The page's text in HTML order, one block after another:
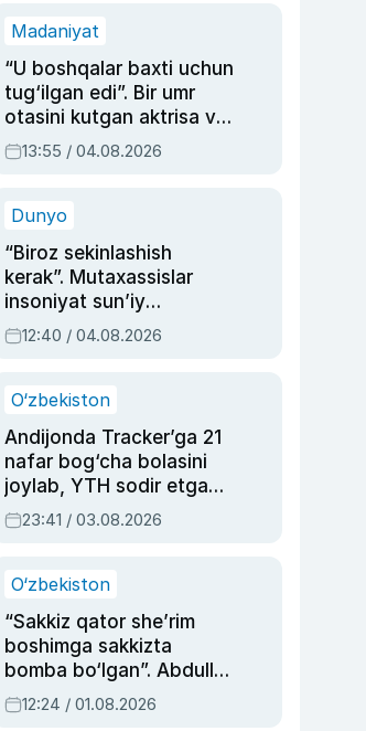
Madaniyat
“U boshqalar baxti uchun
tug‘ilgan edi”. Bir umr
otasini kutgan aktrisa va
dublyaj ustasi Rimma
Ahmedovaning
13:55 / 04.08.2026
Dunyo
“Biroz sekinlashish
kerak”. Mutaxassislar
insoniyat sun’iy
intellektni boshqara
olmay qolishidan xavotir
12:40 / 04.08.2026
O‘zbekiston
Andijonda Tracker’ga 21
nafar bog‘cha bolasini
joylab, YTH sodir etgan
ayolga sud hukmi o‘qildi
23:41 / 03.08.2026
O‘zbekiston
“Sakkiz qator she’rim
boshimga sakkizta
bomba bo‘lgan”. Abdulla
Oripovni siyosiy
ayblovlardan asrab
12:24 / 01.08.2026